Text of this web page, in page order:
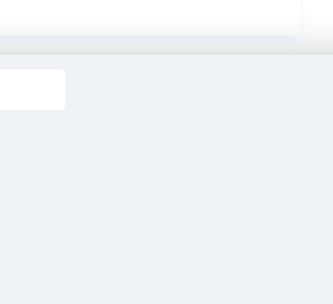
semua tipe lem kaca botol
dari bahan plastik keras.
besi untuk penekan lem saat